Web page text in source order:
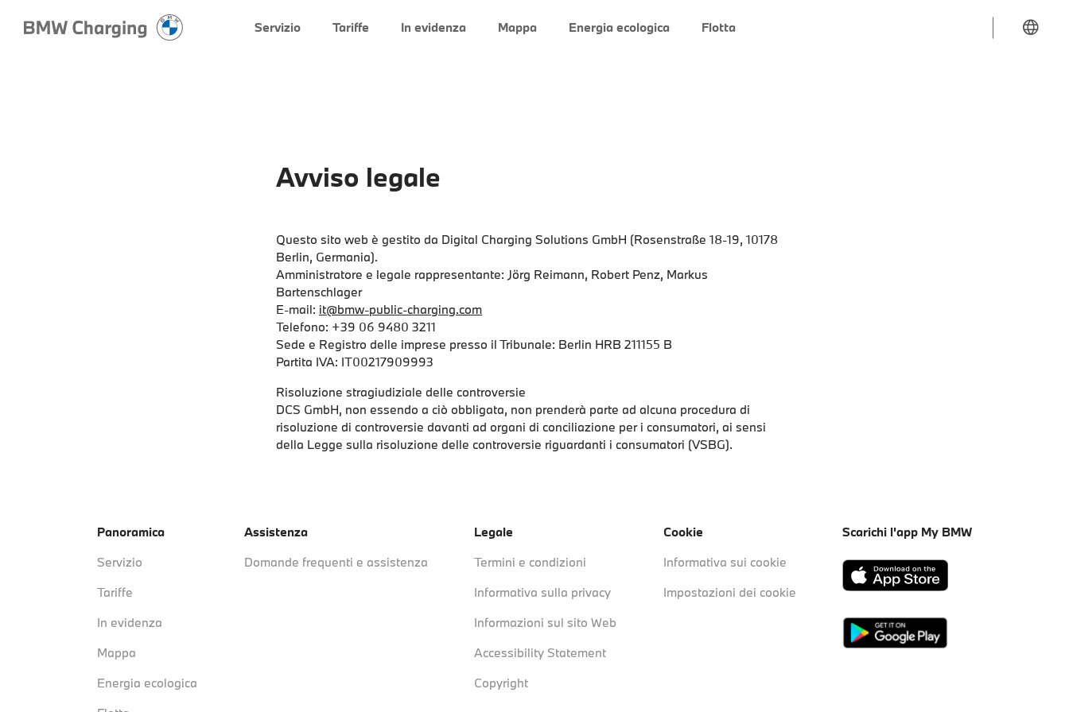
Servizio Tariffe In evidenza Mappa Energia ecologica Flotta
Avviso legale
Questo sito web è gestito da Digital Charging Solutions GmbH (Rosenstraße 18-19, 10178
Berlin, Germania).
Amministratore e legale rappresentante: Jörg Reimann, Robert Penz, Markus
Bartenschlager
E-mail: it@bmw-public-charging.com
Telefono: +39 06 9480 3211
Sede e Registro delle imprese presso il Tribunale: Berlin HRB 211155 B
Partita IVA: IT00217909993
Risoluzione stragiudiziale delle controversie
DCS GmbH, non essendo a ciò obbligata, non prenderà parte ad alcuna procedura di
risoluzione di controversie davanti ad organi di conciliazione per i consumatori, ai sensi
della Legge sulla risoluzione delle controversie riguardanti i consumatori (VSBG).
Panoramica
Servizio
Tariffe
In evidenza
Mappa
Energia ecologica
Assistenza
Domande frequenti e assistenza
Legale
Termini e condizioni
Informativa sulla privacy
Informazioni sul sito Web
Accessibility Statement
Copyright
Cookie
Informativa sui cookie
Impostazioni dei cookie
Scarichi l'app My BMW